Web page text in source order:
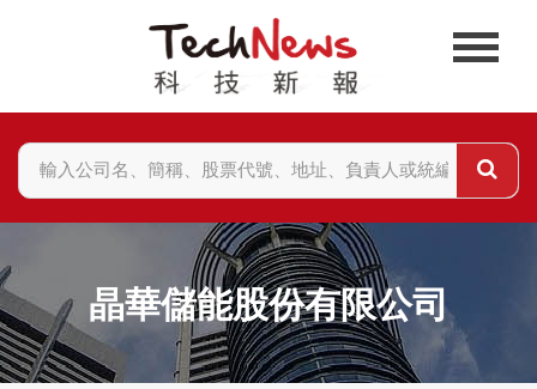
晶華儲能股份有限公司